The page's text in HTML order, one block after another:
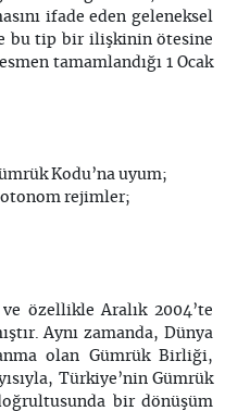
ifade eden geleneksel
bu tip bir ilişkinin ötesine
tamamlandığı 1 Ocak
Kodu’na uyum;
otonom rejimler;
özellikle Aralık 2004’te
Aynı zamanda, Dünya
olan Gümrük Birliği,
Türkiye’nin Gümrük
bir dönüşüm